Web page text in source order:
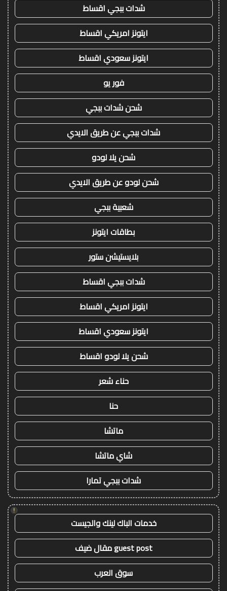
شدات ببجي اقساط
ايتونز امريكي اقساط
ايتونز سعودي اقساط
فور يو
شحن شدات ببجي
شدات ببجي عن طريق الايدي
شحن يلا لودو
شحن لودو عن طريق الايدي
شعبية ببجي
بطاقات ايتونز
بلايستيشن ستور
شدات ببجي اقساط
ايتونز امريكي اقساط
ايتونز سعودي اقساط
شحن يلا لودو اقساط
حناء شعر
حنا
ماتشا
شاي ماتشا
شدات ببجي تمارا
!
خدمات الباك لينك والجيست
guest post مقال ضيف
سوق العرب